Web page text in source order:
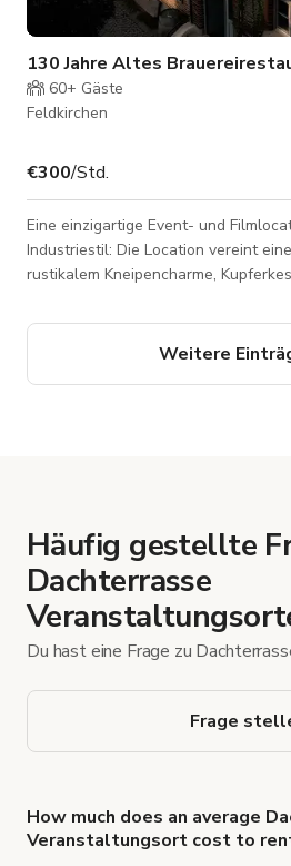
60+ Gäste
Feldkirchen
€300/Std.
Eine einzigartige Event- und
Industriestil: Die Location vereint
rustikalem Kneipencharme,
und Fotoshootings. Detaillierte Beschreibung: Mitten in
Feldkirchen bei München gelegen,
Weitere
Häufig gestellte
Dachterrasse
Du hast eine Frage zu
Frage
How much does an average
Veranstaltungsort cost to